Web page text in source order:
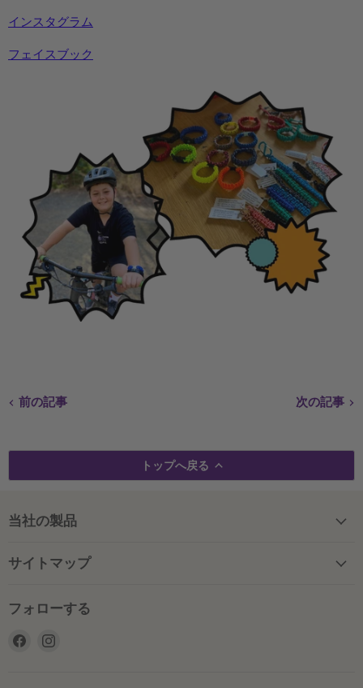
インスタグラム
フェイスブック
前の記事 次の記事
トップへ戻る
当社の製品
サイトマップ
フォローする
Facebook